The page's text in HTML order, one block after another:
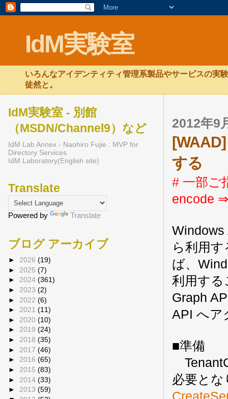
IdM実験室
いろんなアイデンティティ管理系製品やサービスの実
徒然と。
2012年9
する
# 一部ご
encode
ら利用
ば、
利用する
Graph
API へア
■準備
必要と
IdM実験室 - 別館
（MSDN/Channel9）など
IdM Lab Annex - Naohiro Fujie : MVP for
Directory Services
IdM Laboratory(English site)
Translate
Powered by Translate
ブログ アーカイブ
► 2026 (19)
► 2025 (7)
► 2024 (361)
► 2023 (2)
► 2022 (6)
► 2021 (11)
► 2020 (10)
► 2019 (24)
► 2018 (35)
► 2017 (46)
► 2016 (65)
► 2015 (83)
► 2014 (33)
► 2013 (59)